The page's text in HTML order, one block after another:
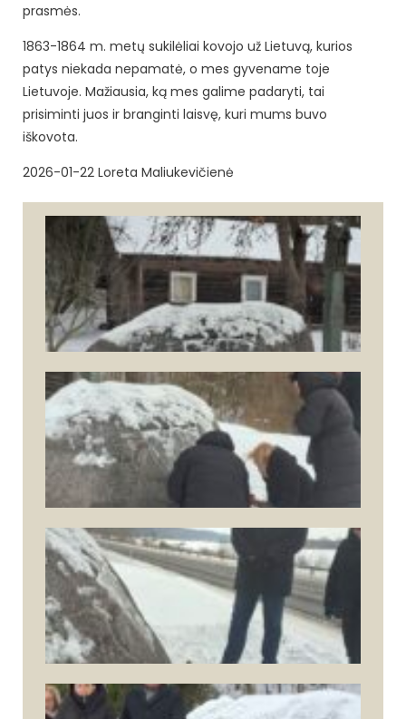
prasmės.
1863-1864 m. metų sukilėliai kovojo už Lietuvą, kurios
patys niekada nepamatė, o mes gyvename toje
Lietuvoje. Mažiausia, ką mes galime padaryti, tai
prisiminti juos ir branginti laisvę, kuri mums buvo
iškovota.
2026-01-22 Loreta Maliukevičienė